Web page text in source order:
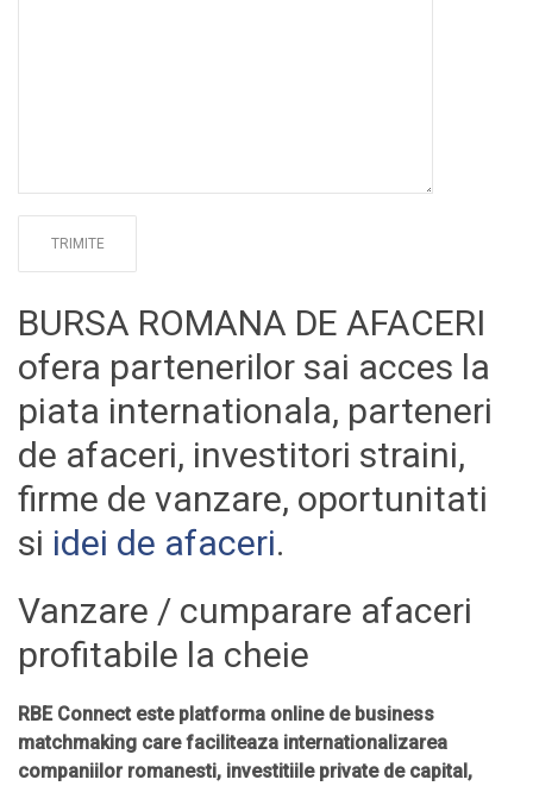
BURSA ROMANA DE AFACERI
ofera partenerilor sai acces la
piata internationala, parteneri
de afaceri, investitori straini,
firme de vanzare, oportunitati
si idei de afaceri.
Vanzare / cumparare afaceri
profitabile la cheie
RBE Connect este platforma online de business
matchmaking care faciliteaza internationalizarea
companiilor romanesti, investitiile private de capital,